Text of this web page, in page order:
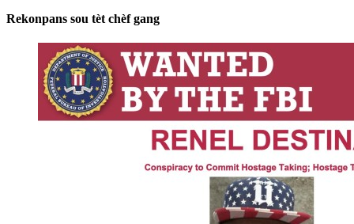
Rekonpans sou tèt chèf gang